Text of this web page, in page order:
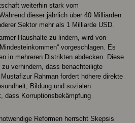
weiterhin stark vom
dieser jährlich über 40 Milliarden
Sektor mehr als 1 Milliarde USD.
Haushalte zu lindern, wird von
vorgeschlagen. Es
in mehreren Distrikten abdecken. Diese
verhindern, dass benachteiligte
Rahman fordert höhere direkte
Bildung und sozialen
dass Korruptionsbekämpfung
Reformen herrscht Skepsis